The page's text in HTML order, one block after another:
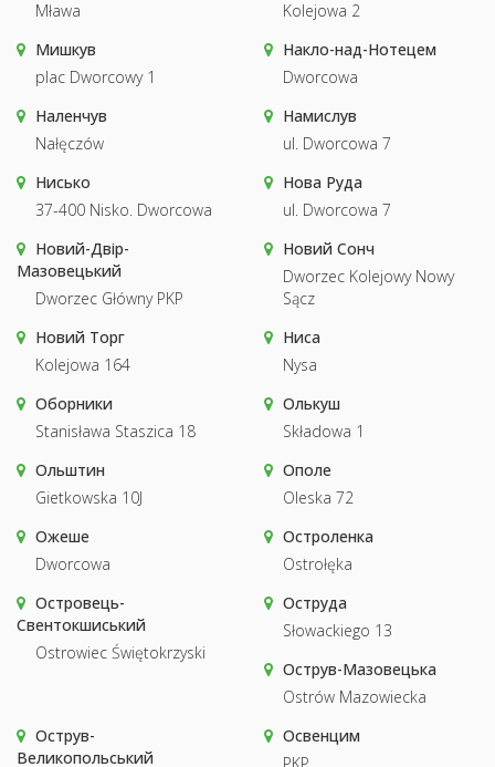
Mława
Kolejowa 2
Мишкув
plac Dworcowy 1
Накло-над-Нотецем
Dworcowa
Наленчув
Nałęczów
Намислув
ul. Dworcowa 7
Нисько
37-400 Nisko. Dworcowa
Нова Руда
ul. Dworcowa 7
Новий-Двір-
Мазовецький
Dworzec Główny PKP
Новий Сонч
Dworzec Kolejowy Nowy
Sącz
Новий Торг
Kolejowa 164
Ниса
Nysa
Оборники
Stanisława Staszica 18
Олькуш
Składowa 1
Ольштин
Gietkowska 10J
Ополе
Oleska 72
Ожеше
Dworcowa
Остроленка
Ostrołęka
Островець-
Свентокшиський
Ostrowiec Świętokrzyski
Оструда
Słowackiego 13
Острув-Мазовецька
Ostrów Mazowiecka
Острув-
Великопольський
Освенцим
PKP